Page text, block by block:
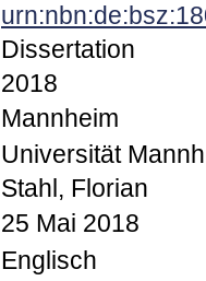
Dissertation
2018
Mannheim
Universität
Stahl, Florian
25 Mai 2018
Englisch